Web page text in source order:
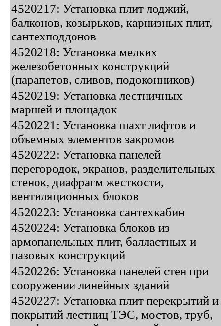
4520217: Установка плит лоджий,
балконов, козырьков, карнизных плит,
сантехподдонов
4520218: Установка мелких
железобетонных конструкций
(парапетов, сливов, подоконников)
4520219: Установка лестничных
маршей и площадок
4520221: Установка шахт лифтов и
объемных элементов закромов
4520222: Установка панелей
перегородок, экранов, разделительных
стенок, диафрагм жесткости,
вентиляционных блоков
4520223: Установка сантехкабин
4520224: Установка блоков из
армопанельных плит, балластных и
пазовых конструкций
4520226: Установка панелей стен при
сооружении линейных зданий
4520227: Установка плит перекрытий и
покрытий лестниц ТЭС, мостов, труб,